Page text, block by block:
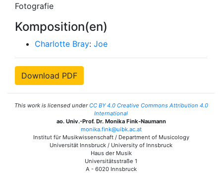
Fo­to­gra­fie
Komposition(en)
Charlotte Bray: Joe
Download PDF
This work is licensed underCC BY 4.0 Creative Commons Attribution 4.0
International
ao. Univ.-Prof. Dr. Monika Fink-Naumann
monika.fink@uibk.ac.at
Institut für Musikwissenschaft / Department of Musicology
Universität Innsbruck / University of Innsbruck
Haus der Musik
Universitätsstraße 1
A - 6020 Innsbruck